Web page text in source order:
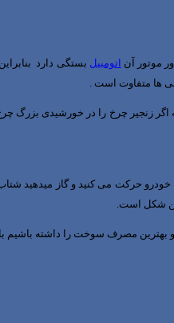
موتور آن اتومبیل بستگی دارد
ها متفاوت است .
اگر زنجیر چرخ را در خورشیدی بزرگ
خودرو حرکت می کنید و گاز میدهید
شکل است.
و بهترین مصرف سوخت را داشته